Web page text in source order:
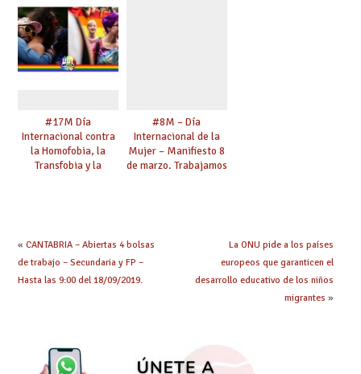
#17M Día
Internacional contra
la Homofobia, la
Transfobia y la
#8M – Día
Internacional de la
Mujer – Manifiesto 8
de marzo. Trabajamos
« CANTABRIA – Abiertas 4 bolsas
de trabajo – Secundaria y FP –
Hasta las 9:00 del 18/09/2019.
La ONU pide a los países
europeos que garanticen el
desarrollo educativo de los niños
migrantes »